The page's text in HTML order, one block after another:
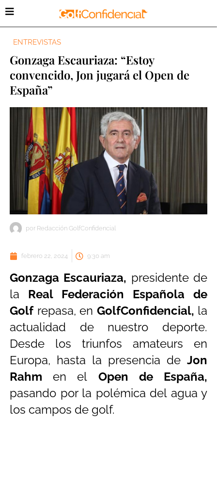
ENTREVISTAS
Gonzaga Escauriaza: “Estoy
convencido, Jon jugará el Open de
España”
por Redacción GolfConfidencial
febrero 22, 2024 9:30 am
Gonzaga Escauriaza, presidente de
la Real Federación Española de
Golfrepasa, en GolfConfidencial, la
actualidad de nuestro deporte.
Desde los triunfos amateurs en
Europa, hasta la presencia de Jon
Rahm en el Open de España,
pasando por la polémica del agua y
los campos de golf.